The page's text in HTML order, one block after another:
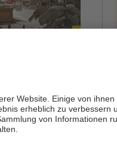
als perfekter
in den
im Stadtzentrum
für